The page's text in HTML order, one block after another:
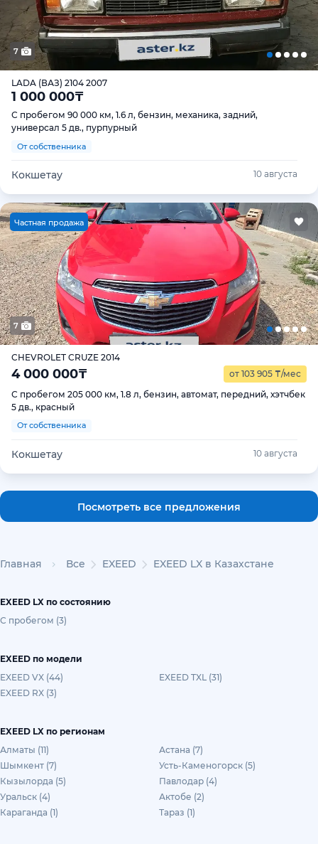
7
LADA (ВАЗ) 2104 2007
1 000 000₸
С пробегом 90 000 км, 1.6 л, бензин, механика, задний,
универсал 5 дв., пурпурный
От собственника
Кокшетау 10 августа
Частная продажа
7
CHEVROLET CRUZE 2014
4 000 000₸ от 103 905 ₸/мес
С пробегом 205 000 км, 1.8 л, бензин, автомат, передний, хэтчбек
5 дв., красный
От собственника
Кокшетау 10 августа
Посмотреть все предложения
Главная Все EXEED EXEED LX в Казахстане
EXEED LX по состоянию
С пробегом (3)
EXEED по модели
EXEED VX (44)
EXEED TXL (31)
EXEED RX (3)
EXEED LX по регионам
Алматы (11)
Астана (7)
Шымкент (7)
Усть-Каменогорск (5)
Кызылорда (5)
Павлодар (4)
Уральск (4)
Актобе (2)
Караганда (1)
Тараз (1)